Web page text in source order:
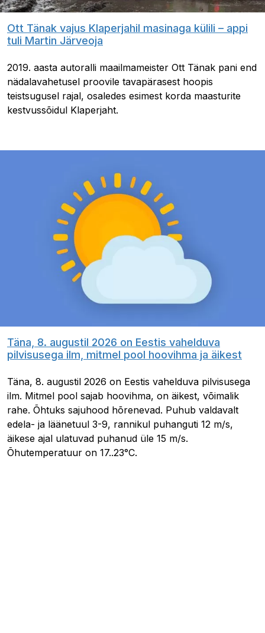
Ott Tänak vajus Klaperjahil masinaga külili – appi
tuli Martin Järveoja
2019. aasta autoralli maailmameister Ott Tänak pani end
nädalavahetusel proovile tavapärasest hoopis
teistsugusel rajal, osaledes esimest korda maasturite
kestvussõidul Klaperjaht.
Täna, 8. augustil 2026 on Eestis vahelduva
pilvisusega ilm, mitmel pool hoovihma ja äikest
Täna, 8. augustil 2026 on Eestis vahelduva pilvisusega
ilm. Mitmel pool sajab hoovihma, on äikest, võimalik
rahe. Õhtuks sajuhood hõrenevad. Puhub valdavalt
edela- ja läänetuul 3-9, rannikul puhanguti 12 m/s,
äikese ajal ulatuvad puhanud üle 15 m/s.
Õhutemperatuur on 17..23°C.